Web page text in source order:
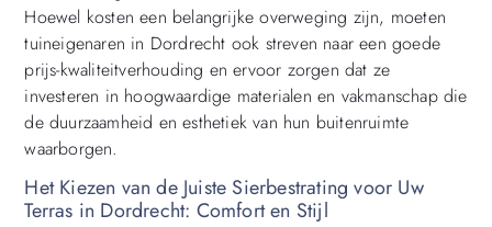
Hoewel kosten een belangrijke overweging zijn, moeten
tuineigenaren in Dordrecht ook streven naar een goede
prijs-kwaliteitverhouding en ervoor zorgen dat ze
investeren in hoogwaardige materialen en vakmanschap die
de duurzaamheid en esthetiek van hun buitenruimte
waarborgen.
Het Kiezen van de Juiste Sierbestrating voor Uw
Terras in Dordrecht: Comfort en Stijl